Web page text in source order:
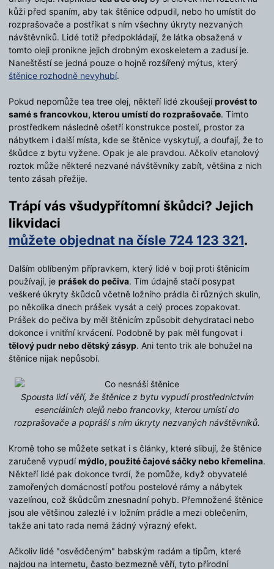
kůži před spaním, aby tak štěnice odpudil, nebo ho umístit do
rozprašovače a postříkat s ním všechny úkryty nezvaných
návštěvníků. Lidé totiž předpokládají, že látka obsažená v
tomto oleji pronikne jejich drobným exoskeletem a zadusí je.
Naneštěstí se jedná pouze o hojně rozšířený mýtus, který
štěnice rozhodně nevyhubí.
Pokud nepomůže tea tree olej, někteří lidé zkoušejíprovést to
samé s francovkou, kterou umístí do rozprašovače. Tímto
prostředkem následně ošetří konstrukce postelí, prostor za
nábytkem i další místa, kde se štěnice vyskytují, a doufají, že to
škůdce z bytu vyžene. Opak je ale pravdou. Ačkoliv etanolový
roztok může některé nezvané návštěvníky zabít, většina z nich
tento zásah přežije.
Trápí vás všudypřítomní škůdci? Jejich
likvidaci
můžete objednat na čísle 724 123 321.
Dalším oblíbeným přípravkem, který lidé v boji proti štěnicím
používají, je prášek do pečiva. Tím údajně stačí posypat
veškeré úkryty škůdců včetně ložního prádla či různých skulin,
po několika dnech prášek vysát a celý proces zopakovat.
Prášek do pečiva by měl štěnicím způsobit dehydrataci nebo
dokonce i vnitřní krvácení. Podobně by pak měl fungovat i
tělový pudr nebo dětský zásyp. Ani tento trik ale bohužel na
štěnice nijak nepůsobí.
Spousta lidí věří, že štěnice z bytu vypudí prostřednictvím
esenciálních olejů nebo francovky, kterou umístí do
rozprašovače a popráší s ním úkryty nezvaných návštěvníků.
Kromě toho se můžete setkat i s články, které slibují, že štěnice
zaručeně vypudímýdlo, použité čajové sáčky nebo křemelina.
Někteří lidé pak dokonce tvrdí, že pomůže, když obyvatelé
zamořených domácností potřou postelové rámy a nábytek
vazelínou, což škůdcům znesnadní pohyb. Přemnožené štěnice
jsou ale většinou zalezlé i v ložním prádle a mezi oblečením,
takže ani tato rada nemá žádný výrazný efekt.
Ačkoliv lidé "osvědčeným" babským radám a tipům, které
najdou na internetu, často bezmezně věří, tyto přírodní